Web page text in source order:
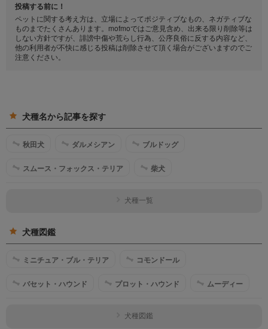
投稿する前に！
ペットに関する考え方は、立場によってポジティブなもの、ネガティブな
ものまでたくさんあります。mofmoではご意見含め、出来る限り削除等は
しない方針ですが、誹謗中傷や荒らし行為、公序良俗に反する内容など、
他の利用者が不快に感じる投稿は削除させて頂く場合がございますのでご
注意ください。
犬種名から記事を探す
秋田犬 ダルメシアン ブルドッグ
スムース・フォックス・テリア 柴犬
犬種一覧
犬種図鑑
ミニチュア・ブル・テリア コモンドール
バセット・ハウンド プロット・ハウンド ムーディー
犬種図鑑